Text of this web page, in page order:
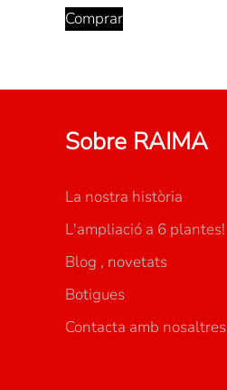
Comprar
Sobre RAIMA
La nostra història
L'ampliació a 6 plantes!
Blog , novetats
Botigues
Contacta amb nosaltres